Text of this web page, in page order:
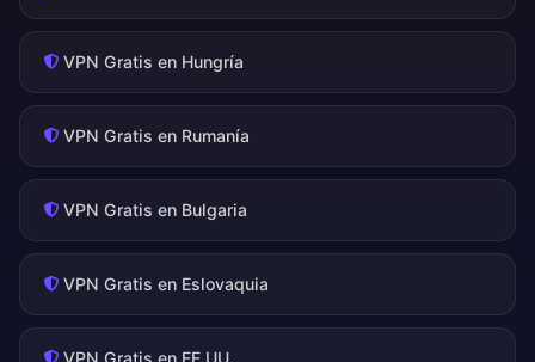
VPN Gratis en Hungría
VPN Gratis en Rumanía
VPN Gratis en Bulgaria
VPN Gratis en Eslovaquia